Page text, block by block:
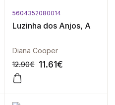
5604352080014
Luzinha dos Anjos, A
Diana Cooper
12.90€ 11.61€